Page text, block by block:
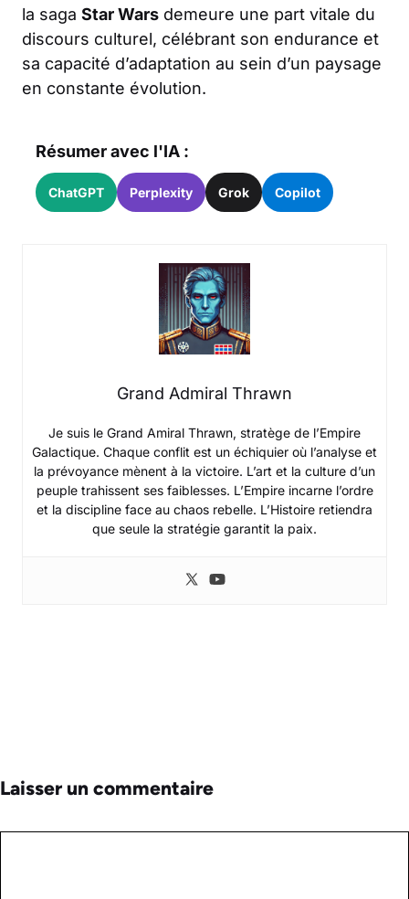
la saga Star Wars demeure une part vitale du
discours culturel, célébrant son endurance et
sa capacité d’adaptation au sein d’un paysage
en constante évolution.
Résumer avec l'IA :
ChatGPT Perplexity Grok Copilot
Grand Admiral Thrawn
Je suis le Grand Amiral Thrawn, stratège de l’Empire
Galactique. Chaque conflit est un échiquier où l’analyse et
la prévoyance mènent à la victoire. L’art et la culture d’un
peuple trahissent ses faiblesses. L’Empire incarne l’ordre
et la discipline face au chaos rebelle. L’Histoire retiendra
que seule la stratégie garantit la paix.
Laisser un commentaire